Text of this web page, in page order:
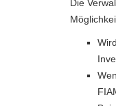
Die